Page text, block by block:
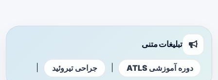
تبلیغات متنی
دوره آموزشی ATLS جراحی تیروئید